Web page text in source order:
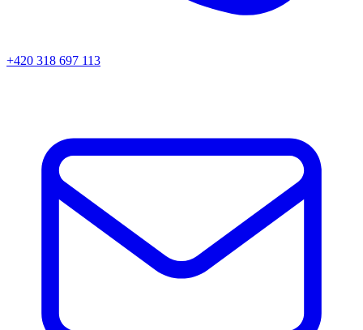
+420 318 697 113